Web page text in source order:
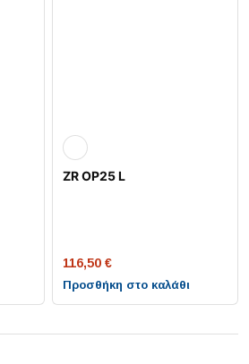
ZR OP25 L
116,50 €
Προσθήκη στο καλάθι